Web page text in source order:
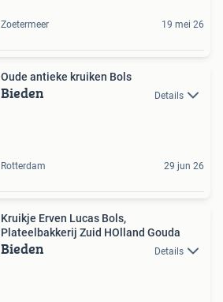
Zoetermeer 19 mei 26
Oude antieke kruiken Bols
Bieden Details
Rotterdam 29 jun 26
Kruikje Erven Lucas Bols,
Plateelbakkerij Zuid HOlland Gouda
Bieden Details